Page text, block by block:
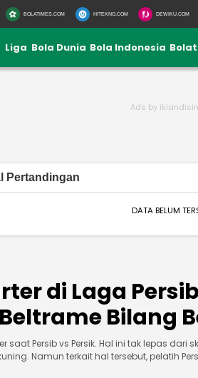
BOLATIMES.COM HITEKNO.COM DEWIKU.COM
Liga Bola Dunia Bola Indonesia
Pertandingan
DATA BELUM
di Laga
Bilang
saat Persib vs Persik. Hal ini tak lepas dari
Namun terkait hal tersebut, pelatih